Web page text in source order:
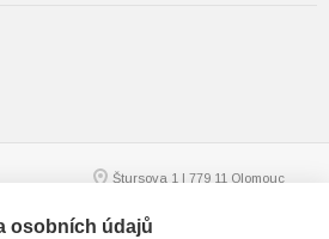
Štursova 1 | 779 11 Olomouc
osobních údajů